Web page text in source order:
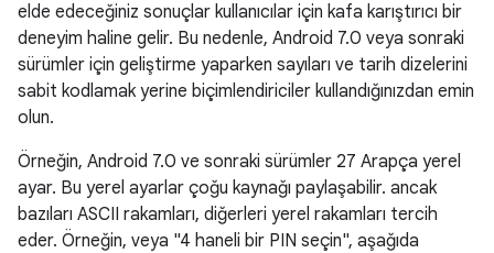
elde edeceğiniz sonuçlar kullanıcılar için kafa karıştırıcı bir
deneyim haline gelir. Bu nedenle, Android 7.0 veya sonraki
sürümler için geliştirme yaparken sayıları ve tarih dizelerini
sabit kodlamak yerine biçimlendiriciler kullandığınızdan emin
olun.
Örneğin, Android 7.0 ve sonraki sürümler 27 Arapça yerel
ayar. Bu yerel ayarlar çoğu kaynağı paylaşabilir. ancak
bazıları ASCII rakamları, diğerleri yerel rakamları tercih
eder. Örneğin, veya "4 haneli bir PIN seçin", aşağıda